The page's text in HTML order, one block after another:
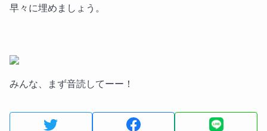
早々に埋めましょう。
みんな、まず音読してーー！